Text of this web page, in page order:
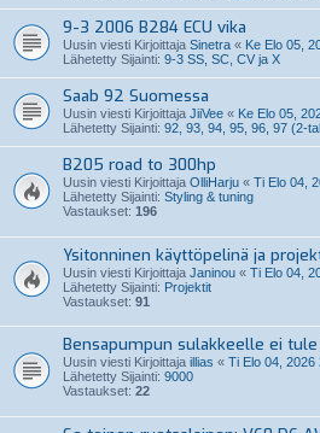
9-3 2006 B284 ECU vika
Uusin viesti Kirjoittaja Sinetra « Ke Elo 05,
Lähetetty Sijainti: 9-3 SS, SC, CV ja X
Saab 92 Suomessa
Uusin viesti Kirjoittaja JiiVee « Ke Elo 05,
Lähetetty Sijainti: 92, 93, 94, 95, 96, 97 (2-
B205 road to 300hp
Uusin viesti Kirjoittaja OlliHarju « Ti Elo 04,
Lähetetty Sijainti: Styling & tuning
Vastaukset: 196
Ysitonninen käyttöpelinä ja
Uusin viesti Kirjoittaja Janinou « Ti Elo 04,
Lähetetty Sijainti: Projektit
Vastaukset: 91
Bensapumpun sulakkeelle ei
Uusin viesti Kirjoittaja illias « Ti Elo 04, 2026
Lähetetty Sijainti: 9000
Vastaukset: 22